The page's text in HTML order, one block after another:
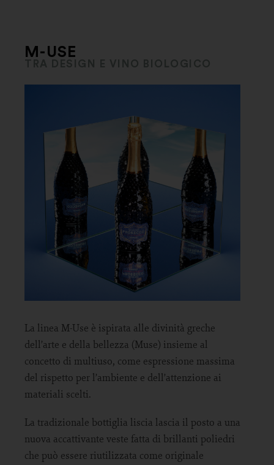
M-USE
La linea M-Use è ispirata alle divinità greche
dell’arte e della bellezza (Muse) insieme al
concetto di multiuso, come espressione massima
del rispetto per l’ambiente e dell’attenzione ai
materiali scelti.
La tradizionale bottiglia liscia lascia il posto a una
nuova accattivante veste fatta di brillanti poliedri
che può essere riutilizzata come originale